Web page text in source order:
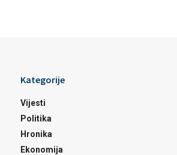
Kategorije
Vijesti
Politika
Hronika
Ekonomija